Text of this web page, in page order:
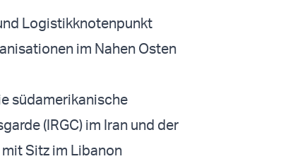
Logistikknotenpunkt
im Nahen Osten
südamerikanische
(IRGC) im Iran und der
Sitz im Libanon